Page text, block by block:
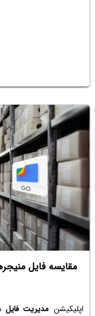
اپلیکیشن مدیریت فایل